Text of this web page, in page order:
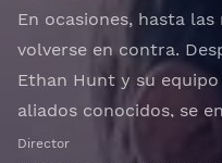
En ocasiones, hasta
volverse en contra.
Ethan Hunt y su
aliados conocidos, se
carrera contrarreloj.
Director